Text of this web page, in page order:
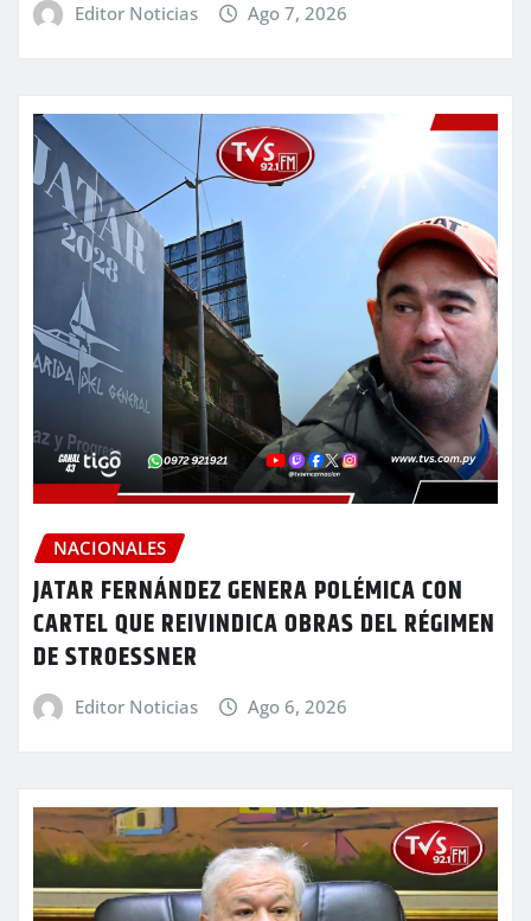
Editor Noticias Ago 7, 2026
NACIONALES
JATAR FERNÁNDEZ GENERA POLÉMICA CON
CARTEL QUE REIVINDICA OBRAS DEL RÉGIMEN
DE STROESSNER
Editor Noticias Ago 6, 2026